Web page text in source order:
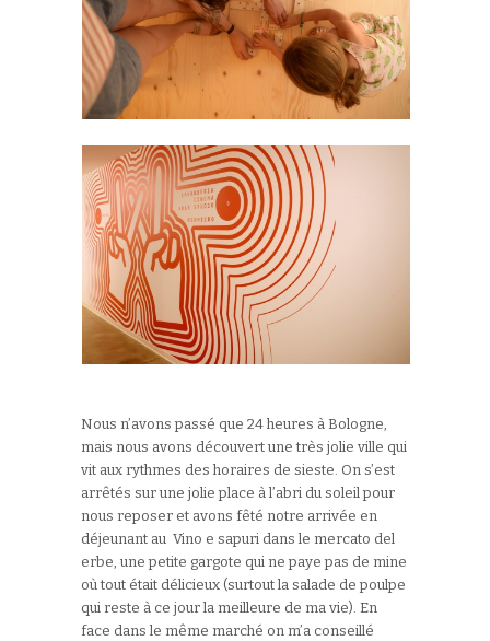
Nous n’avons passé que 24 heures à Bologne,
mais nous avons découvert une très jolie ville qui
vit aux rythmes des horaires de sieste. On s’est
arrêtés sur une jolie place à l’abri du soleil pour
nous reposer et avons fêté notre arrivée en
déjeunant au Vino e sapuri dans le mercato del
erbe, une petite gargote qui ne paye pas de mine
où tout était délicieux (surtout la salade de poulpe
qui reste à ce jour la meilleure de ma vie). En
face dans le même marché on m’a conseillé